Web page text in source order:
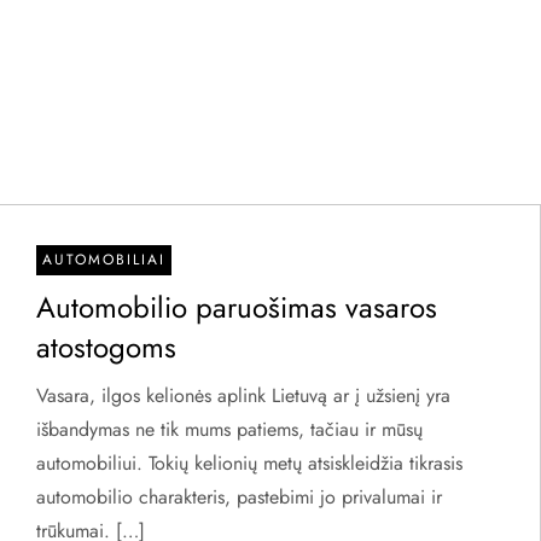
AUTOMOBILIAI
Automobilio paruošimas vasaros
atostogoms
Vasara, ilgos kelionės aplink Lietuvą ar į užsienį yra
išbandymas ne tik mums patiems, tačiau ir mūsų
automobiliui. Tokių kelionių metų atsiskleidžia tikrasis
automobilio charakteris, pastebimi jo privalumai ir
trūkumai. […]